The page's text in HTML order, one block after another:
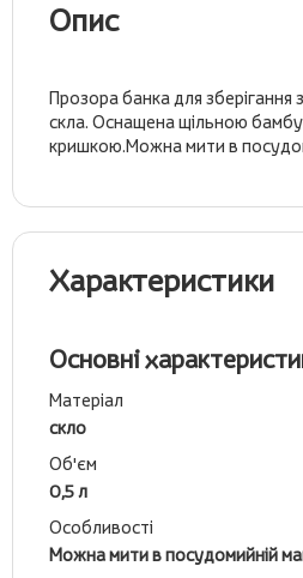
Опис
Прозора банка для зберігання
скла. Оснащена щільною
кришкою.Можна мити в
Характеристики
Основні
Матеріал
скло
Об'єм
0,5 л
Особливості
Можна мити в посудомийній